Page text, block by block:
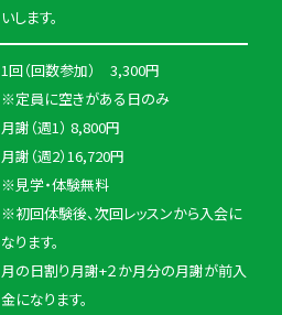
いします。
1回（回数参加） 3,300円
※定員に空きがある日のみ
月謝（週1） 8,800円
月謝（週2）16,720円
※見学・体験無料
※初回体験後、次回レッスンから入会に
なります。
月の日割り月謝+２か月分の月謝が前入
金になります。